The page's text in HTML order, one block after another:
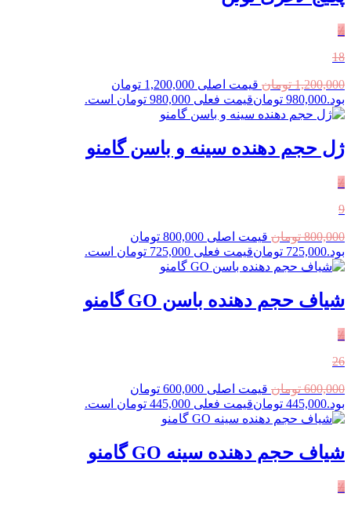
٪
18
1,200,000 تومان
قیمت اصلی 1,200,000 تومان
بود.980,000 تومانقیمت فعلی 980,000 تومان است.
ژل حجم دهنده سینه و باسن گامنو
٪
9
800,000 تومان
قیمت اصلی 800,000 تومان
بود.725,000 تومانقیمت فعلی 725,000 تومان است.
شیاف حجم‌ دهنده باسن GO گامنو
٪
26
600,000 تومان
قیمت اصلی 600,000 تومان
بود.445,000 تومانقیمت فعلی 445,000 تومان است.
شیاف حجم‌ دهنده سینه GO گامنو
٪